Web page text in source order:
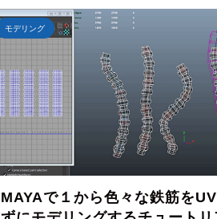
モデリング
MAYAで１から色々な鉄筋を